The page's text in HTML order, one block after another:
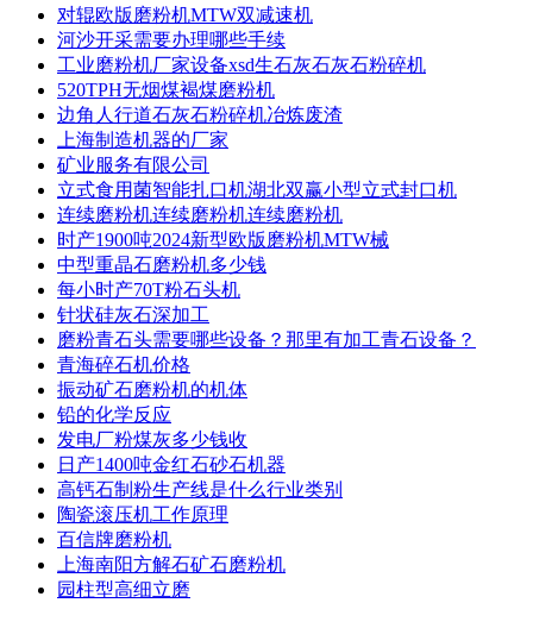
对辊欧版磨粉机MTW双减速机
河沙开采需要办理哪些手续
工业磨粉机厂家设备xsd生石灰石灰石粉碎机
520TPH无烟煤褐煤磨粉机
边角人行道石灰石粉碎机冶炼废渣
上海制造机器的厂家
矿业服务有限公司
立式食用菌智能扎口机湖北双赢小型立式封口机
连续磨粉机连续磨粉机连续磨粉机
时产1900吨2024新型欧版磨粉机MTW械
中型重晶石磨粉机多少钱
每小时产70T粉石头机
针状硅灰石深加工
磨粉青石头需要哪些设备？那里有加工青石设备？
青海碎石机价格
振动矿石磨粉机的机体
铅的化学反应
发电厂粉煤灰多少钱收
日产1400吨金红石砂石机器
高钙石制粉生产线是什么行业类别
陶瓷滚压机工作原理
百信牌磨粉机
上海南阳方解石矿石磨粉机
园柱型高细立磨